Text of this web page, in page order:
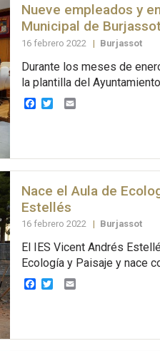
Nueve empleados y
Municipal de Burjassot
16 febrero 2022 | Burjassot
Durante los meses de
la plantilla del
Facebook
Twitter
Nace el Aula de
Estellés
16 febrero 2022 | Burjassot
El IES Vicent Andrés
Ecología y Paisaje y nace
Facebook
Twitter